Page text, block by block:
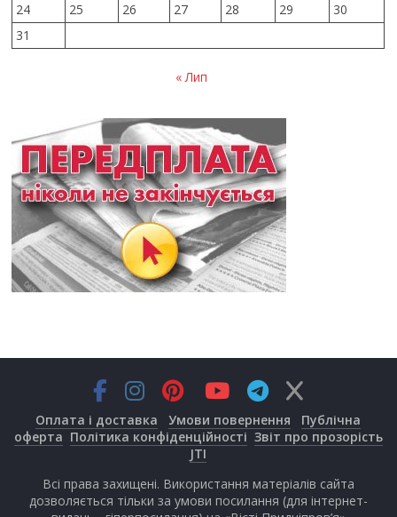
24
25 26 27 28 29
30
31
« Лип
Оплата і доставка Умови повернення
Публічна
оферта Політика конфіденційності Звіт про прозорість
JTI
Всі права захищені. Використання матеріалів сайта
дозволяється тільки за умови посилання (для інтернет-